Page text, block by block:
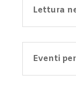
Lettura
Eventi